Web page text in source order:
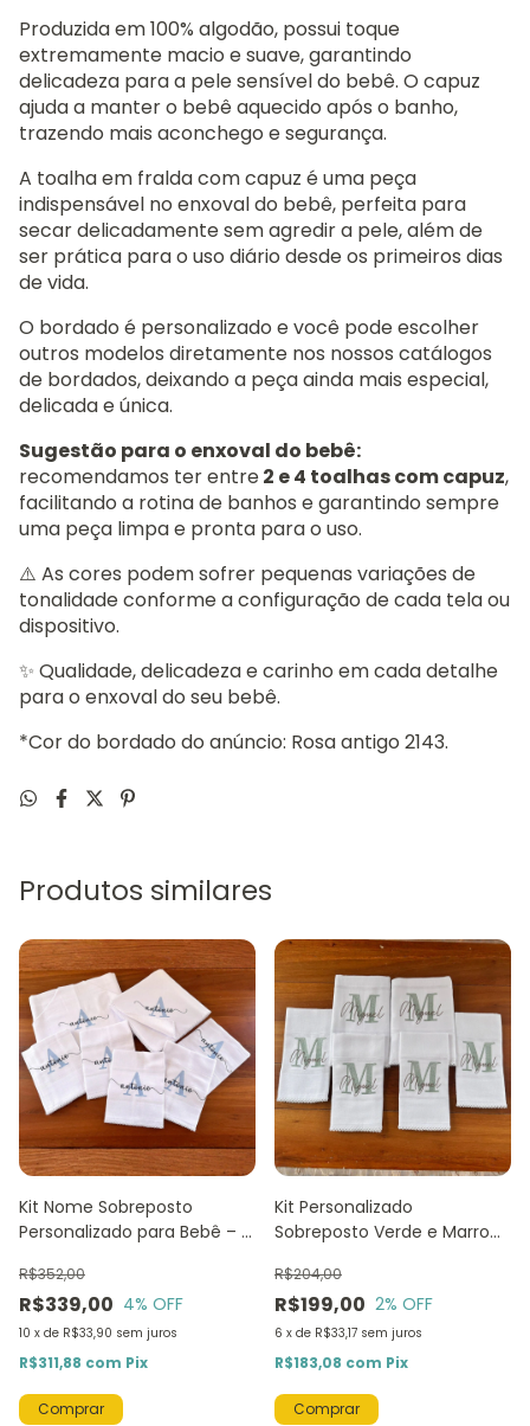
Produzida em 100% algodão, possui toque
extremamente macio e suave, garantindo
delicadeza para a pele sensível do bebê. O capuz
ajuda a manter o bebê aquecido após o banho,
trazendo mais aconchego e segurança.
A toalha em fralda com capuz é uma peça
indispensável no enxoval do bebê, perfeita para
secar delicadamente sem agredir a pele, além de
ser prática para o uso diário desde os primeiros dias
de vida.
O bordado é personalizado e você pode escolher
outros modelos diretamente nos nossos catálogos
de bordados, deixando a peça ainda mais especial,
delicada e única.
Sugestão para o enxoval do bebê:
recomendamos ter entre2 e 4 toalhas com capuz,
facilitando a rotina de banhos e garantindo sempre
uma peça limpa e pronta para o uso.
⚠️ As cores podem sofrer pequenas variações de
tonalidade conforme a configuração de cada tela ou
dispositivo.
✨ Qualidade, delicadeza e carinho em cada detalhe
para o enxoval do seu bebê.
*Cor do bordado do anúncio: Rosa antigo 2143.
Produtos similares
Kit Nome Sobreposto
Personalizado para Bebê – 7
R$339,00
R$352,00
4% OFF
10 x de R$33,90 sem juros
R$311,88 com Pix
Kit Personalizado
Sobreposto Verde e Marrom
R$199,00
R$204,00
2% OFF
6 x de R$33,17 sem juros
R$183,08 com Pix